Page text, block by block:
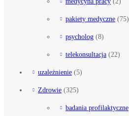
pakiety medyczne (75)
psycholog (8)
telekonsultacja (22)
uzależnienie (5)
Zdrowie (325)
badania profilaktyczne